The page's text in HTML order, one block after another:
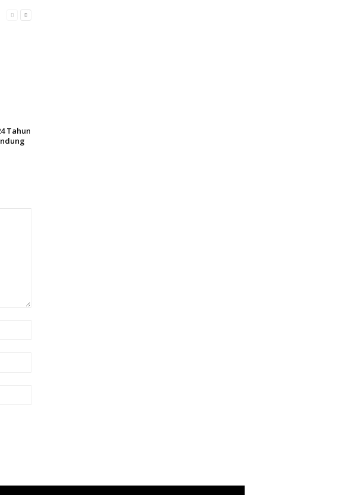
Tahun